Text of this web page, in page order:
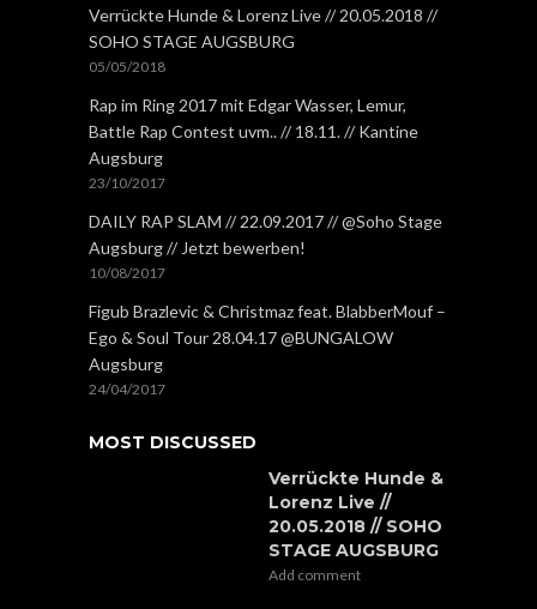
Verrückte Hunde & Lorenz Live // 20.05.2018 //
SOHO STAGE AUGSBURG
05/05/2018
Rap im Ring 2017 mit Edgar Wasser, Lemur,
Battle Rap Contest uvm.. // 18.11. // Kantine
Augsburg
23/10/2017
DAILY RAP SLAM // 22.09.2017 // @Soho Stage
Augsburg // Jetzt bewerben!
10/08/2017
Figub Brazlevic & Christmaz feat. BlabberMouf –
Ego & Soul Tour 28.04.17 @BUNGALOW
Augsburg
24/04/2017
MOST DISCUSSED
Verrückte Hunde &
Lorenz Live //
20.05.2018 // SOHO
STAGE AUGSBURG
Add comment